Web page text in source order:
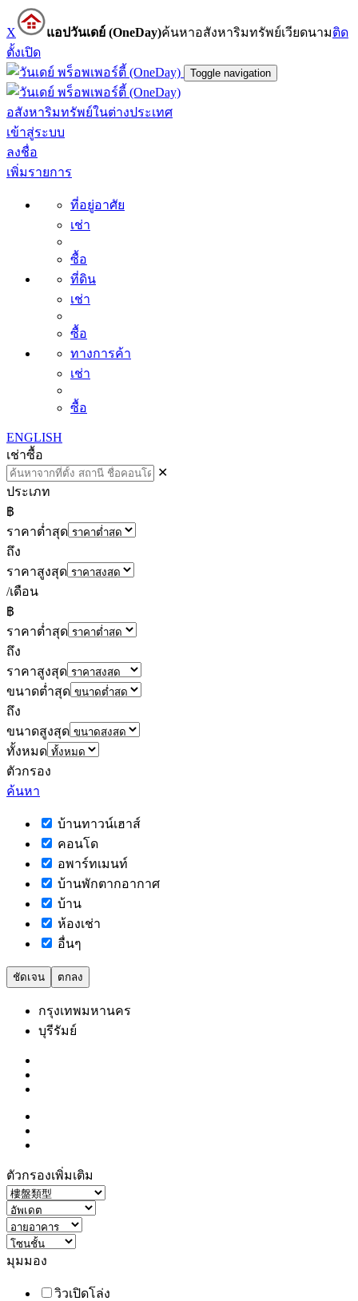
X แอปวันเดย์ (OneDay)ค้นหาอสังหาริมทรัพย์เวียดนามติด
ตั้งเปิด
Toggle navigation
อสังหาริมทรัพย์ในต่างประเทศ
เข้าสู่ระบบ
ลงชื่อ
เพิ่มรายการ
ที่อยู่อาศัย
เช่า
ซื้อ
ที่ดิน
เช่า
ซื้อ
ทางการค้า
เช่า
ซื้อ
ENGLISH
เช่าซื้อ
✕
ประเภท
฿
ราคาต่ำสุด
ถึง
ราคาสูงสุด
/เดือน
฿
ราคาต่ำสุด
ถึง
ราคาสูงสุด
ขนาดต่ำสุด
ถึง
ขนาดสูงสุด
ทั้งหมด
ตัวกรอง
ค้นหา
บ้านทาวน์เฮาส์
คอนโด
อพาร์ทเมนท์
บ้านพักตากอากาศ
บ้าน
ห้องเช่า
อื่นๆ
ชัดเจน ตกลง
กรุงเทพมหานคร
บุรีรัมย์
ตัวกรองเพิ่มเติม
มุมมอง
วิวเปิดโล่ง